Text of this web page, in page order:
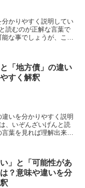
かりやすく説明してい
読むのが正解な言葉で
な事でしょうが、ここ
と「地方債」の違い
すく解釈
いを分かりやすく説明
、いぞんざいげんと読
葉を見れば理解出来る
い」と「可能性があ
？意味や違いを分